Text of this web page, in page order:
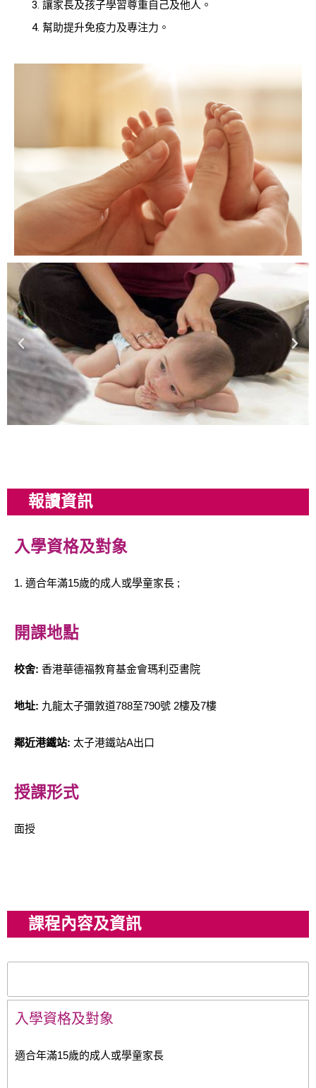
讓家長及孩子學習尊重自己及他人。
幫助提升免疫力及專注力。
報讀資訊
入學資格及對象
1. 適合年滿15歲的成人或學童家長 ;
開課地點
校舍: 香港華德福教育基金會瑪利亞書院
地址: 九龍太子彌敦道788至790號 2樓及7樓
鄰近港鐵站: 太子港鐵站A出口
授課形式
面授
課程內容及資訊
入學資格及對象
適合年滿15歲的成人或學童家長